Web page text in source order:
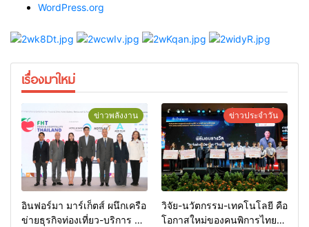
WordPress.org
เรื่องมาใหม่
ข่าวพลังงาน
อินฟอร์มา มาร์เก็ตส์ ผนึกเครือ
ข่ายธุรกิจท่องเที่ยว-บริการ จัด
ข่าวประจำวัน
วิจัย-นวัตกรรม-เทคโนโลยี คือ
โอกาสใหม่ของคนพิการไทย